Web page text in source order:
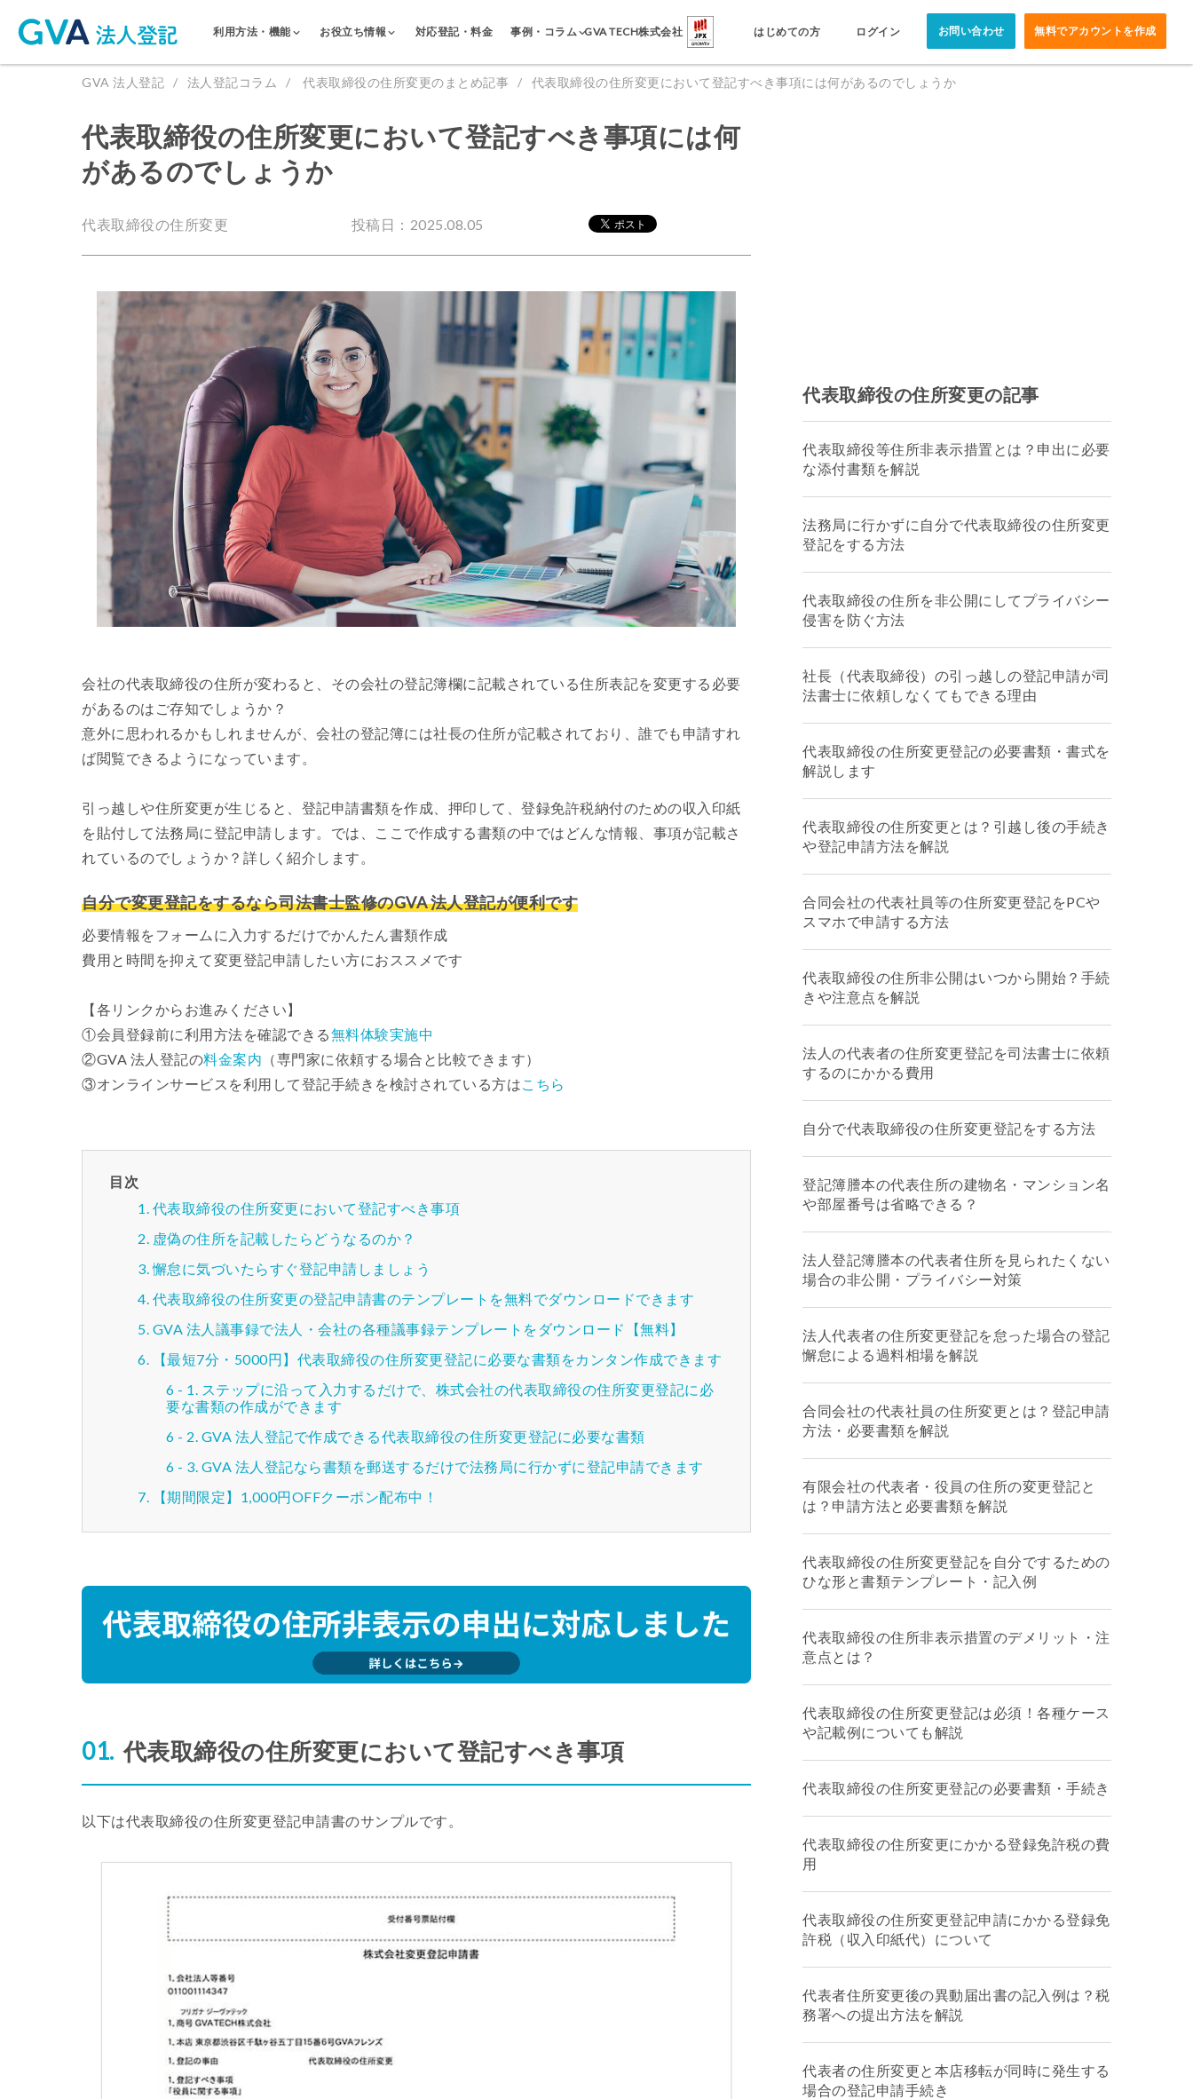
利用方法・機能 お役立ち情報 対応登記・料金 事例・コラム GVA TECH株式会社 はじめての方 ログイン お問い合わせ 無料でアカウントを作成
GVA 法人登記 法人登記コラム 代表取締役の住所変更のまとめ記事 代表取締役の住所変更において登記すべき事項には何があるのでしょうか
代表取締役の住所変更において登記すべき事項には何
があるのでしょうか
代表取締役の住所変更 投稿日：2025.08.05
会社の代表取締役の住所が変わると、その会社の登記簿欄に記載されている住所表記を変更する必要
があるのはご存知でしょうか？
意外に思われるかもしれませんが、会社の登記簿には社長の住所が記載されており、誰でも申請すれ
ば閲覧できるようになっています。
引っ越しや住所変更が生じると、登記申請書類を作成、押印して、登録免許税納付のための収入印紙
を貼付して法務局に登記申請します。では、ここで作成する書類の中ではどんな情報、事項が記載さ
れているのでしょうか？詳しく紹介します。
自分で変更登記をするなら司法書士監修のGVA 法人登記が便利です
必要情報をフォームに入力するだけでかんたん書類作成
費用と時間を抑えて変更登記申請したい方におススメです
【各リンクからお進みください】
①会員登録前に利用方法を確認できる無料体験実施中
②GVA 法人登記の料金案内 （専門家に依頼する場合と比較できます）
③オンラインサービスを利用して登記手続きを検討されている方はこちら
目次
代表取締役の住所変更において登記すべき事項
虚偽の住所を記載したらどうなるのか？
懈怠に気づいたらすぐ登記申請しましょう
代表取締役の住所変更の登記申請書のテンプレートを無料でダウンロードできます
GVA 法人議事録で法人・会社の各種議事録テンプレートをダウンロード【無料】
【最短7分・5000円】代表取締役の住所変更登記に必要な書類をカンタン作成できます
ステップに沿って入力するだけで、株式会社の代表取締役の住所変更登記に必
要な書類の作成ができます
GVA 法人登記で作成できる代表取締役の住所変更登記に必要な書類
GVA 法人登記なら書類を郵送するだけで法務局に行かずに登記申請できます
【期間限定】1,000円OFFクーポン配布中！
代表取締役の住所変更において登記すべき事項
以下は代表取締役の住所変更登記申請書のサンプルです。
代表取締役の住所変更の記事
代表取締役等住所非表示措置とは？申出に必要
な添付書類を解説
法務局に行かずに自分で代表取締役の住所変更
登記をする方法
代表取締役の住所を非公開にしてプライバシー
侵害を防ぐ方法
社長（代表取締役）の引っ越しの登記申請が司
法書士に依頼しなくてもできる理由
代表取締役の住所変更登記の必要書類・書式を
解説します
代表取締役の住所変更とは？引越し後の手続き
や登記申請方法を解説
合同会社の代表社員等の住所変更登記をPCや
スマホで申請する方法
代表取締役の住所非公開はいつから開始？手続
きや注意点を解説
法人の代表者の住所変更登記を司法書士に依頼
するのにかかる費用
自分で代表取締役の住所変更登記をする方法
登記簿謄本の代表住所の建物名・マンション名
や部屋番号は省略できる？
法人登記簿謄本の代表者住所を見られたくない
場合の非公開・プライバシー対策
法人代表者の住所変更登記を怠った場合の登記
懈怠による過料相場を解説
合同会社の代表社員の住所変更とは？登記申請
方法・必要書類を解説
有限会社の代表者・役員の住所の変更登記と
は？申請方法と必要書類を解説
代表取締役の住所変更登記を自分でするための
ひな形と書類テンプレート・記入例
代表取締役の住所非表示措置のデメリット・注
意点とは？
代表取締役の住所変更登記は必須！各種ケース
や記載例についても解説
代表取締役の住所変更登記の必要書類・手続き
代表取締役の住所変更にかかる登録免許税の費
用
代表取締役の住所変更登記申請にかかる登録免
許税（収入印紙代）について
代表者住所変更後の異動届出書の記入例は？税
務署への提出方法を解説
代表者の住所変更と本店移転が同時に発生する
場合の登記申請手続き